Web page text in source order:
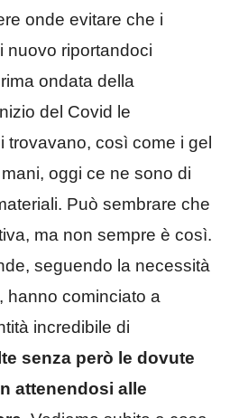
onde evitare che i
nuovo riportandoci
ondata della
del Covid le
trovavano, così come i gel
oggi ce ne sono di
Può sembrare che
ma non sempre è così.
seguendo la necessità
hanno cominciato a
incredibile di
senza però le dovute
attenendosi alle